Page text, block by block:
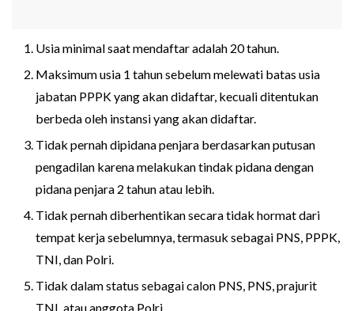
Usia minimal saat mendaftar adalah 20 tahun.
Maksimum usia 1 tahun sebelum melewati batas usia
jabatan PPPK yang akan didaftar, kecuali ditentukan
berbeda oleh instansi yang akan didaftar.
Tidak pernah dipidana penjara berdasarkan putusan
pengadilan karena melakukan tindak pidana dengan
pidana penjara 2 tahun atau lebih.
Tidak pernah diberhentikan secara tidak hormat dari
tempat kerja sebelumnya, termasuk sebagai PNS, PPPK,
TNI, dan Polri.
Tidak dalam status sebagai calon PNS, PNS, prajurit
TNI, atau anggota Polri.